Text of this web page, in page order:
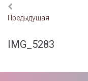
Предыдущая
IMG_5283